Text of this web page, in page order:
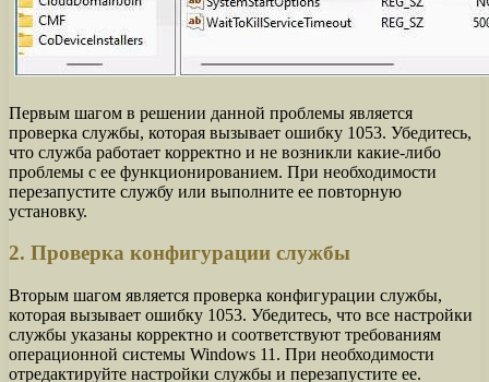
Первым шагом в решении данной проблемы является
проверка службы, которая вызывает ошибку 1053. Убедитесь,
что служба работает корректно и не возникли какие-либо
проблемы с ее функционированием. При необходимости
перезапустите службу или выполните ее повторную
установку.
2. Проверка конфигурации службы
Вторым шагом является проверка конфигурации службы,
которая вызывает ошибку 1053. Убедитесь, что все настройки
службы указаны корректно и соответствуют требованиям
операционной системы Windows 11. При необходимости
отредактируйте настройки службы и перезапустите ее.